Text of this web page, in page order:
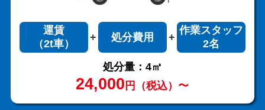
運賃
（2t車）
処分費用
作業スタッフ
2名
処分量：4㎥
24,000 円（税込）〜